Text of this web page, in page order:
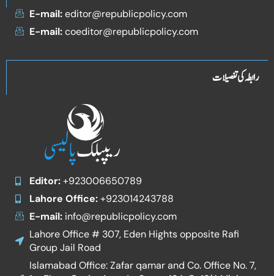
E-mail:editor@republicpolicy.com
E-mail:coeditor@republicpolicy.com
رابطہ کی تفصیلات
Editor:+923006650789
Lahore Office:+923014243788
E-mail:info@republicpolicy.com
Lahore Office # 307, Eden Hights opposite Rafi
Group Jail Road
Islamabad Office: Zafar qamar and Co. Office No. 7,